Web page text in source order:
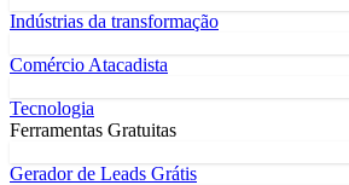
Indústrias da transformação
Comércio Atacadista
Tecnologia
Ferramentas Gratuitas
Gerador de Leads Grátis